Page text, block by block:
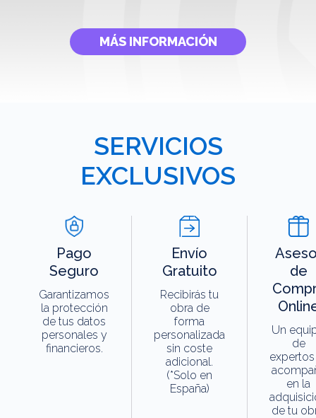
MÁS INFORMACIÓN
SERVICIOS
EXCLUSIVOS
Pago
Seguro
Garantizamos
la protección
de tus datos
personales y
financieros.
Envío
Gratuito
Recibirás tu
obra de
forma
personalizada
sin coste
adicional.
(*Solo en
España)
de
Un
de
en la
de tu